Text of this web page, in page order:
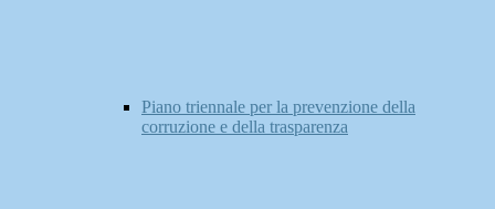
Piano triennale per la prevenzione della
corruzione e della trasparenza